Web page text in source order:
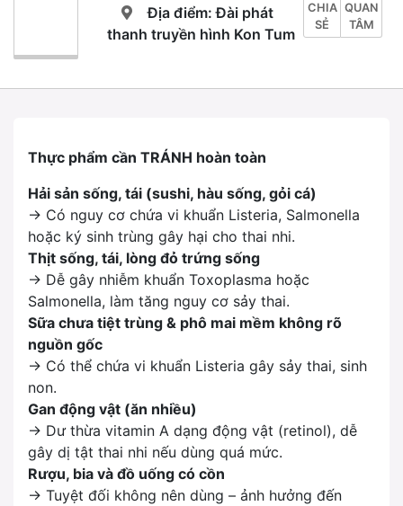
Địa điểm: Đài phát
thanh truyền hình Kon Tum
CHIA
SẺ
QUAN
TÂM
Thực phẩm cần TRÁNH hoàn toàn
Hải sản sống, tái (sushi, hàu sống, gỏi cá)
→ Có nguy cơ chứa vi khuẩn Listeria, Salmonella
hoặc ký sinh trùng gây hại cho thai nhi.
Thịt sống, tái, lòng đỏ trứng sống
→ Dễ gây nhiễm khuẩn Toxoplasma hoặc
Salmonella, làm tăng nguy cơ sảy thai.
Sữa chưa tiệt trùng & phô mai mềm không rõ
nguồn gốc
→ Có thể chứa vi khuẩn Listeria gây sảy thai, sinh
non.
Gan động vật (ăn nhiều)
→ Dư thừa vitamin A dạng động vật (retinol), dễ
gây dị tật thai nhi nếu dùng quá mức.
Rượu, bia và đồ uống có cồn
→ Tuyệt đối không nên dùng – ảnh hưởng đến